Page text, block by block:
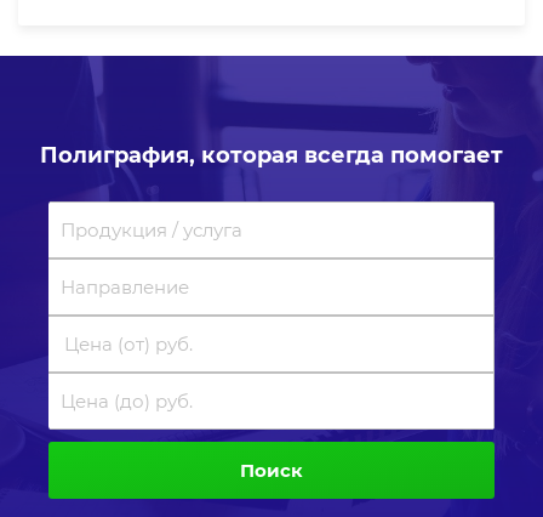
Полиграфия, которая всегда помогает
Поиск